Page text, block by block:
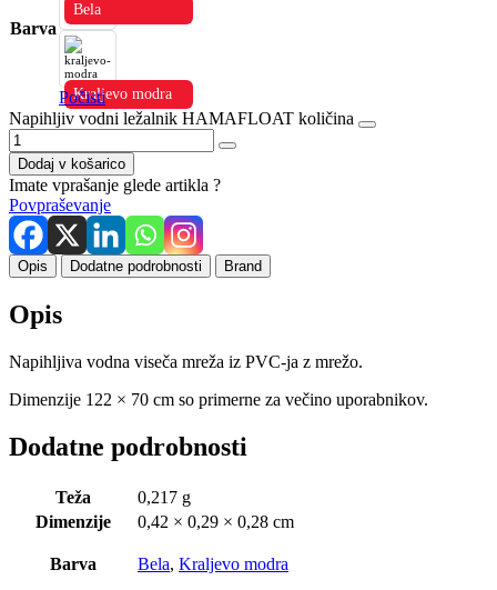
Barva
Bela
Kraljevo modra
Počisti
Napihljiv vodni ležalnik HAMAFLOAT količina
Dodaj v košarico
Imate vprašanje glede artikla ?
Povpraševanje
Opis Dodatne podrobnosti Brand
Opis
Napihljiva vodna viseča mreža iz PVC-ja z mrežo.
Dimenzije 122 × 70 cm so primerne za večino uporabnikov.
Dodatne podrobnosti
Teža
0,217 g
Dimenzije
0,42 × 0,29 × 0,28 cm
Barva Bela, Kraljevo modra